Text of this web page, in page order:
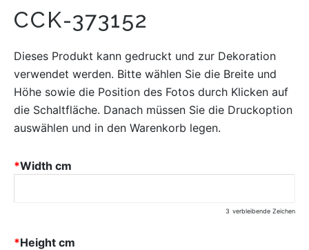
CCK-373152
Dieses Produkt kann gedruckt und zur Dekoration
verwendet werden. Bitte wählen Sie die Breite und
Höhe sowie die Position des Fotos durch Klicken auf
die Schaltfläche. Danach müssen Sie die Druckoption
auswählen und in den Warenkorb legen.
*Width cm
3 verbleibende Zeichen
*Height cm